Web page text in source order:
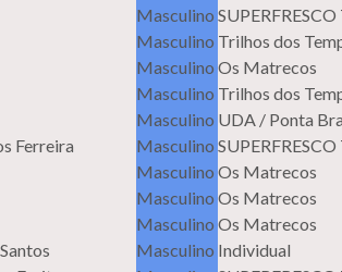
Masculino
Masculino Trilhos dos
Masculino Os Matrecos
Masculino Trilhos dos
Masculino UDA / Ponta
Ferreira Masculino
Masculino Os Matrecos
Masculino Os Matrecos
Masculino Os Matrecos
Masculino Individual